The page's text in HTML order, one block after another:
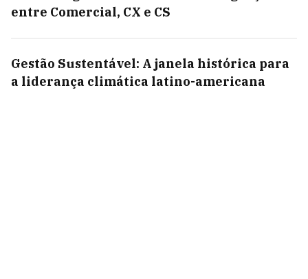
entre Comercial, CX e CS
Gestão Sustentável: A janela histórica para
a liderança climática latino-americana